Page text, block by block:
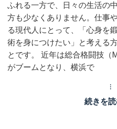
ふれる一方で、日々の生活の
方も少なくありません。仕事
る現代人にとって、「心身を
術を身につけたい」と考える
とです。 近年は総合格闘技（
がブームとなり、横浜で
続きを